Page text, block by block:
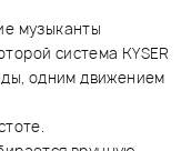
музыканты
система KYSER
одним движением